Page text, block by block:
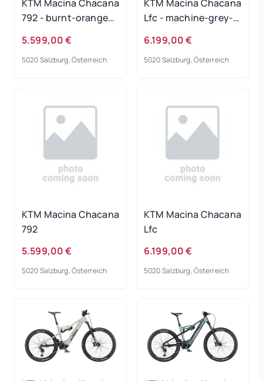
KTM Macina Chacana
792 - burnt-orange
5.599,00 €
5020 Salzburg, Österreich
KTM Macina Chacana
Lfc - machine-grey-
XL
6.199,00 €
5020 Salzburg, Österreich
KTM Macina Chacana
792
5.599,00 €
5020 Salzburg, Österreich
KTM Macina Chacana
Lfc
6.199,00 €
5020 Salzburg, Österreich